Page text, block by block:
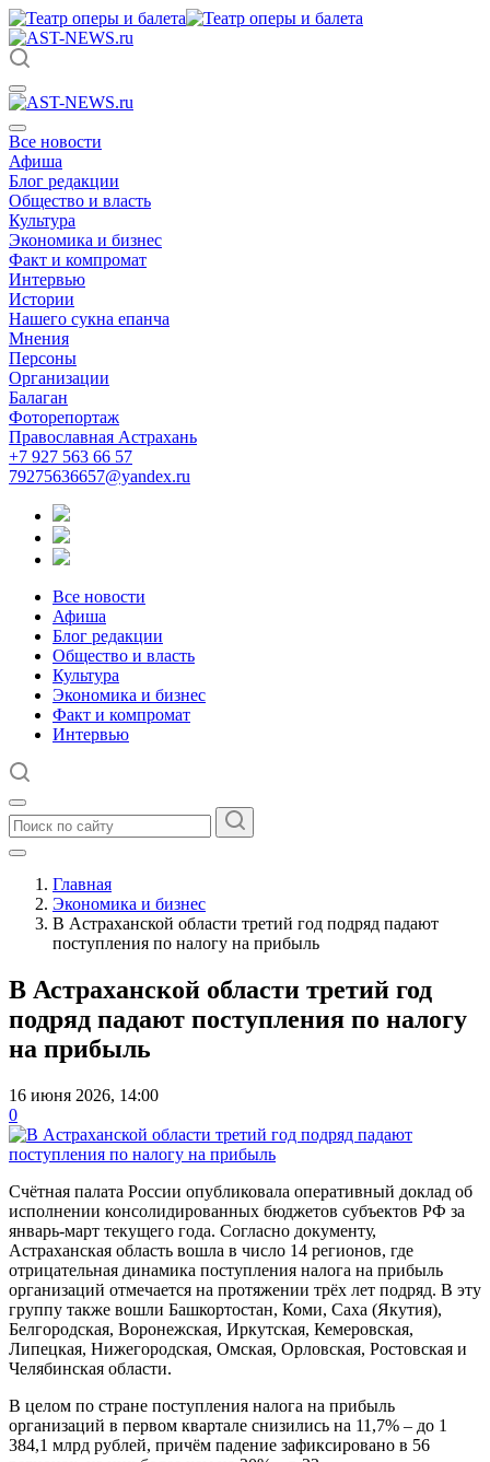
Все новости
Афиша
Блог редакции
Общество и власть
Культура
Экономика и бизнес
Факт и компромат
Интервью
Истории
Нашего сукна епанча
Мнения
Персоны
Организации
Балаган
Фоторепортаж
Православная Астрахань
+7 927 563 66 57
79275636657@yandex.ru
Все новости
Афиша
Блог редакции
Общество и власть
Культура
Экономика и бизнес
Факт и компромат
Интервью
Главная
Экономика и бизнес
В Астраханской области третий год подряд падают
поступления по налогу на прибыль
В Астраханской области третий год
подряд падают поступления по налогу
на прибыль
16 июня 2026, 14:00
0
Счётная палата России опубликовала оперативный доклад об
исполнении консолидированных бюджетов субъектов РФ за
январь-март текущего года. Согласно документу,
Астраханская область вошла в число 14 регионов, где
отрицательная динамика поступления налога на прибыль
организаций отмечается на протяжении трёх лет подряд. В эту
группу также вошли Башкортостан, Коми, Саха (Якутия),
Белгородская, Воронежская, Иркутская, Кемеровская,
Липецкая, Нижегородская, Омская, Орловская, Ростовская и
Челябинская области.
В целом по стране поступления налога на прибыль
организаций в первом квартале снизились на 11,7% – до 1
384,1 млрд рублей, причём падение зафиксировано в 56